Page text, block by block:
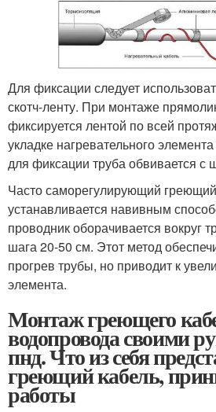
Для фиксации следует
скотч-ленту. При монтаже
фиксируется лентой по всей
укладке нагревательного
для фиксации труба обвивается с
Часто саморегулирующий
устанавливается навивным
проводник оборачивается вокруг
шага 20-50 см. Этот метод
прогрев трубы, но приводит к
элемента.
Монтаж греющего
водопровода своими
пнд. Что из себя
греющий кабель,
работы